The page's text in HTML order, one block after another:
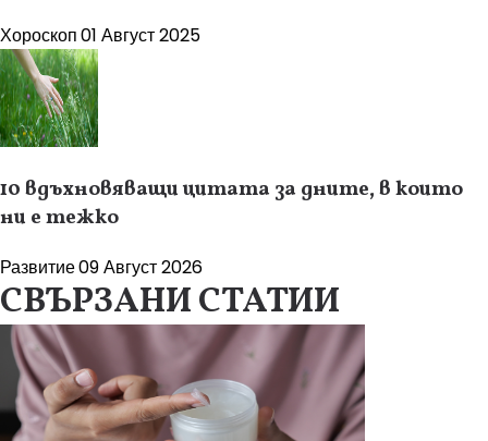
Хороскоп01 Август 2025
10 вдъхновяващи цитата за дните, в които
ни е тежко
Развитие09 Август 2026
СВЪРЗАНИ СТАТИИ